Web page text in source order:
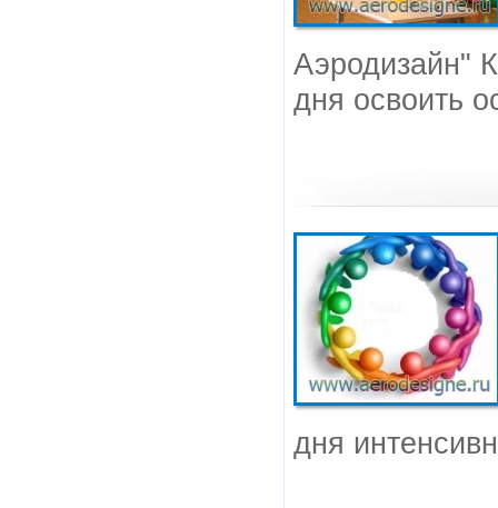
Аэродизайн"
дня освоить
дня